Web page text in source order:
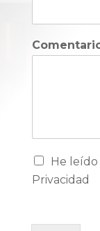
He
Privacidad